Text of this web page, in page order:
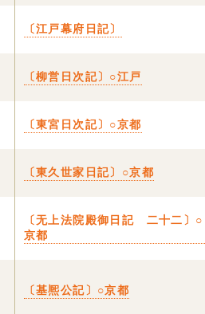
〔江戸幕府日記〕
〔柳営日次記〕○江戸
〔東宮日次記〕○京都
〔東久世家日記〕○京都
〔无上法院殿御日記 二十二〕○
京都
〔基熈公記〕○京都